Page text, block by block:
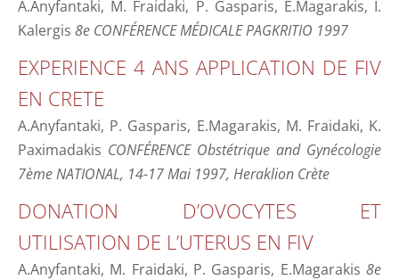
A.Anyfantaki, M. Fraidaki, P. Gasparis, E.Magarakis, I.
Kalergis 8e CONFÉRENCE MÉDICALE PAGKRITIO 1997
EXPERIENCE 4 ANS APPLICATION DE FIV
EN CRETE
A.Anyfantaki, P. Gasparis, E.Magarakis, M. Fraidaki, K.
Paximadakis CONFÉRENCE Obstétrique and Gynécologie
7ème NATIONAL, 14-17 Mai 1997, Heraklion Crète
DONATION D’OVOCYTES ET
UTILISATION DE L’UTERUS EN FIV
A.Anyfantaki, M. Fraidaki, P. Gasparis, E.Magarakis8e